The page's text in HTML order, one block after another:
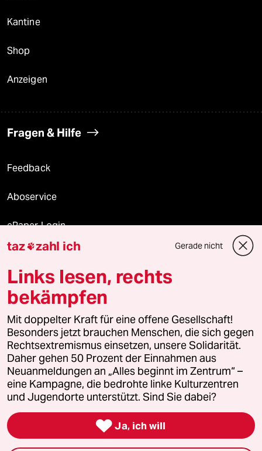
Kantine
Shop
Anzeigen
Fragen & Hilfe
Feedback
Aboservice
ePaper Login
Downloads für Abonnierende
© 2026 taz Verlags und Vertriebs GmbH
Alle Rechte vorbehalten. Bei rechtlichen Fragen oder für Genehmigungen
wenden Sie sich bitte an
lizenzen@taz.de
Feedback Redaktionsstatut Kommune-Richtlinien
Leitlinie Informant Datenschutz Impressum AGB
Seitenwende Einwilligungen widerrufen (Ads)
taz zahl ich Gerade nicht
Links lesen, rechts
bekämpfen
Mit doppelter Kraft für eine offene Gesellschaft!
Besonders jetzt brauchen Menschen, die sich gegen
Rechtsextremismus einsetzen, unsere Solidarität.
Daher gehen 50 Prozent der Einnahmen aus
Neuanmeldungen an „Alles beginnt im Zentrum“ –
eine Kampagne, die bedrohte linke Kulturzentren
und Jugendorte unterstützt. Sind Sie dabei?
 Ja, ich will